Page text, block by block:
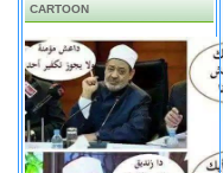
CARTOON